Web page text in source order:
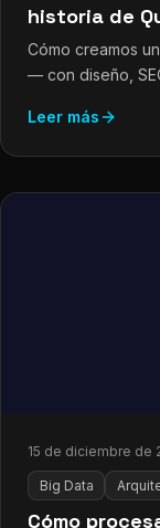
historia de
Cómo creamos
— con diseño,
Leer más
15 de diciembre de
Big Data
Cómo